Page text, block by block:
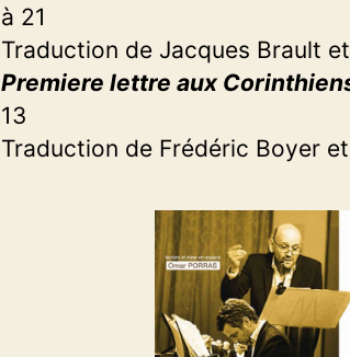
à 21
Traduction de Jacques Brault
Premiere lettre aux
13
Traduction de Frédéric Boyer